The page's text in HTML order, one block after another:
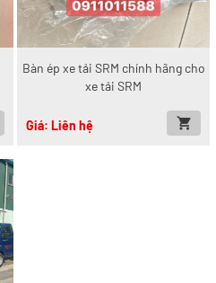
Bàn ép xe tải SRM chính hãng cho
xe tải SRM
Giá: Liên hệ